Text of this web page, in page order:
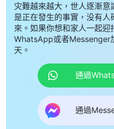
灾難越來越大，世人逐漸
是正在發生的事實，没有
來。如果你想和家人一起
WhatsApp或者Messenger
天。
通過
通過